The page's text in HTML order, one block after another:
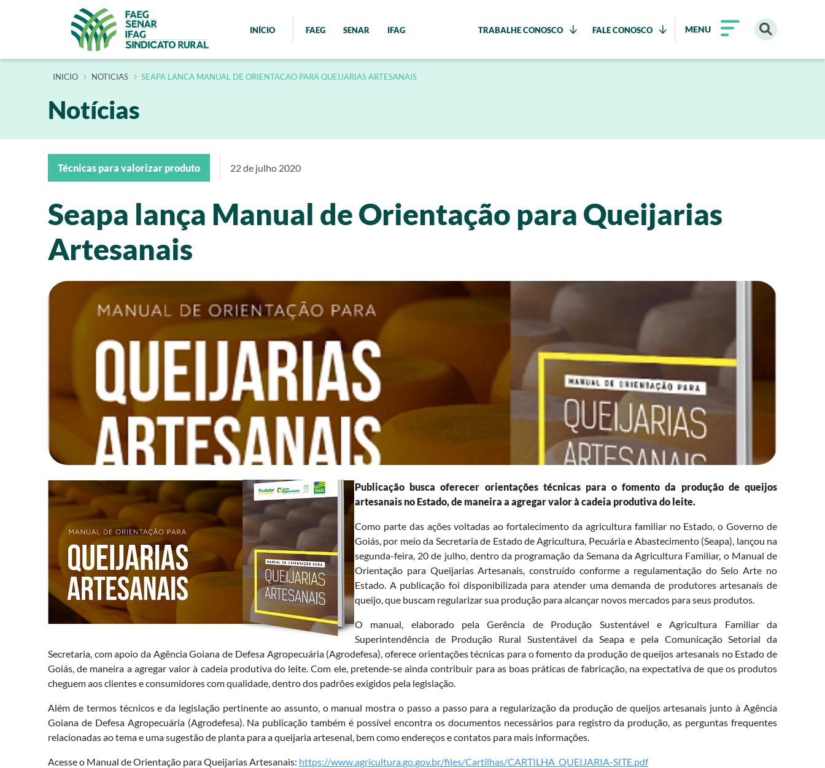
INÍCIO FAEG SENAR IFAG TRABALHE CONOSCO FALE CONOSCO MENU
INÍCIO NOTICIAS SEAPA LANCA MANUAL DE ORIENTACAO PARA QUEIJARIAS ARTESANAIS
Notícias
Técnicas para valorizar produto 22 de julho 2020
Seapa lança Manual de Orientação para Queijarias
Artesanais
Publicação busca oferecer orientações técnicas para o fomento da produção de queijos
artesanais no Estado, de maneira a agregar valor à cadeia produtiva do leite.
Como parte das ações voltadas ao fortalecimento da agricultura familiar no Estado, o Governo de
Goiás, por meio da Secretaria de Estado de Agricultura, Pecuária e Abastecimento (Seapa), lançou na
segunda-feira, 20 de julho, dentro da programação da Semana da Agricultura Familiar, o Manual de
Orientação para Queijarias Artesanais, construído conforme a regulamentação do Selo Arte no
Estado. A publicação foi disponibilizada para atender uma demanda de produtores artesanais de
queijo, que buscam regularizar sua produção para alcançar novos mercados para seus produtos.
O manual, elaborado pela Gerência de Produção Sustentável e Agricultura Familiar da
Superintendência de Produção Rural Sustentável da Seapa e pela Comunicação Setorial da
Secretaria, com apoio da Agência Goiana de Defesa Agropecuária (Agrodefesa), oferece orientações técnicas para o fomento da produção de queijos artesanais no Estado de
Goiás, de maneira a agregar valor à cadeia produtiva do leite. Com ele, pretende-se ainda contribuir para as boas práticas de fabricação, na expectativa de que os produtos
cheguem aos clientes e consumidores com qualidade, dentro dos padrões exigidos pela legislação.
Além de termos técnicos e da legislação pertinente ao assunto, o manual mostra o passo a passo para a regularização da produção de queijos artesanais junto à Agência
Goiana de Defesa Agropecuária (Agrodefesa). Na publicação também é possível encontra os documentos necessários para registro da produção, as perguntas frequentes
relacionadas ao tema e uma sugestão de planta para a queijaria artesenal, bem como endereços e contatos para mais informações.
Acesse o Manual de Orientação para Queijarias Artesanais: https://www.agricultura.go.gov.br/files/Cartilhas/CARTILHA_QUEIJARIA-SITE.pdf